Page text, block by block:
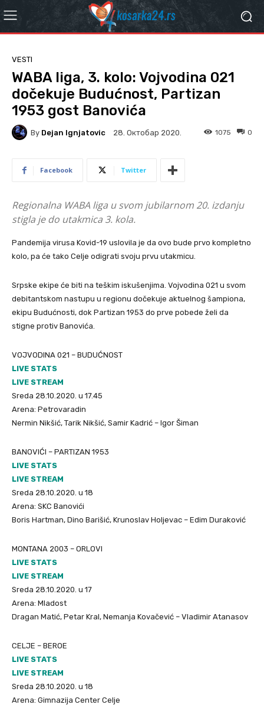
VESTI
WABA liga, 3. kolo: Vojvodina 021
dočekuje Budućnost, Partizan
1953 gost Banovića
By Dejan Ignjatovic 28. Октобар 2020. 0
1075
Facebook Twitter
Regionalna WABA liga u svom jubilarnom 20. izdanju
stigla je do utakmica 3. kola.
Pandemija virusa Kovid-19 uslovila je da ovo bude prvo kompletno
kolo, pa će tako Celje odigrati svoju prvu utakmicu.
Srpske ekipe će biti na teškim iskušenjima. Vojvodina 021 u svom
debitantskom nastupu u regionu dočekuje aktuelnog šampiona,
ekipu Budućnosti, dok Partizan 1953 do prve pobede želi da
stigne protiv Banovića.
VOJVODINA 021 – BUDUĆNOST
LIVE STATS
LIVE STREAM
Sreda 28.10.2020. u 17.45
Arena: Petrovaradin
Nermin Nikšić, Tarik Nikšić, Samir Kadrić – Igor Šiman
BANOVIĆI – PARTIZAN 1953
LIVE STATS
LIVE STREAM
Sreda 28.10.2020. u 18
Arena: SKC Banovići
Boris Hartman, Dino Barišić, Krunoslav Holjevac – Edim Duraković
MONTANA 2003 – ORLOVI
LIVE STATS
LIVE STREAM
Sreda 28.10.2020. u 17
Arena: Mladost
Dragan Matić, Petar Kral, Nemanja Kovačević – Vladimir Atanasov
CELJE – BEROE
LIVE STATS
LIVE STREAM
Sreda 28.10.2020. u 18
Arena: Gimnazija Center Celje